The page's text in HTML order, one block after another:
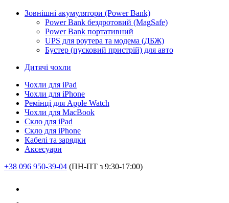
Зовнішні акумулятори (Power Bank)
Power Bank бездротовий (MagSafe)
Power Bank портативний
UPS для роутера та модема (ДБЖ)
Бустер (пусковий пристрій) для авто
Дитячі чохли
Чохли для iPad
Чохли для iPhone
Ремінці для Apple Watch
Чохли для MacBook
Скло для iPad
Скло для iPhone
Кабелі та зарядки
Аксесуари
+38 096 950-39-04 (ПН-ПТ з 9:30-17:00)